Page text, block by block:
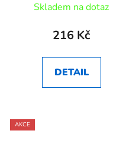
Skladem na dotaz
216 Kč
DETAIL
AKCE